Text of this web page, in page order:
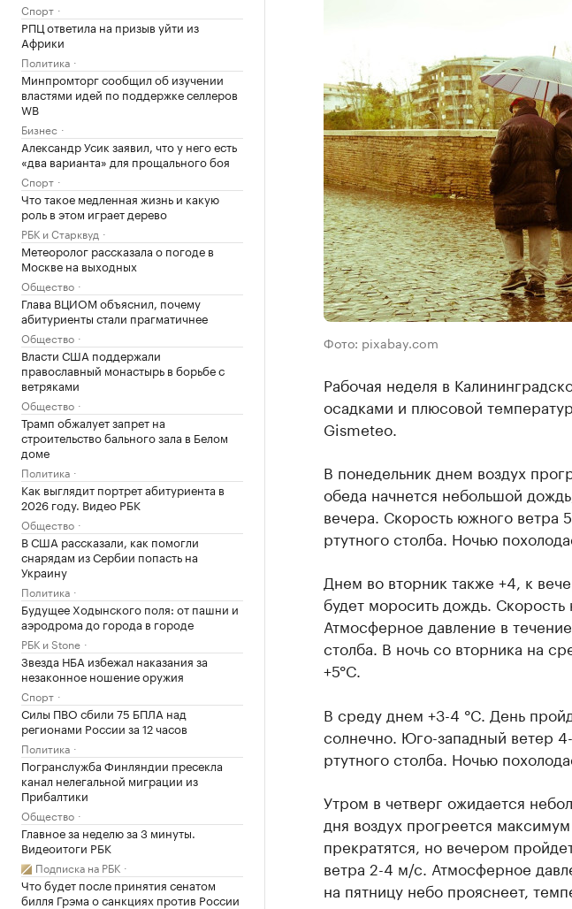
Спорт
РПЦ ответила на призыв уйти из
Африки
Политика
Минпромторг сообщил об изучении
властями идей по поддержке селлеров
WB
Бизнес
Александр Усик заявил, что у него есть
«два варианта» для прощального боя
Спорт
Что такое медленная жизнь и какую
роль в этом играет дерево
РБК и Старквуд
Метеоролог рассказала о погоде в
Москве на выходных
Общество
Глава ВЦИОМ объяснил, почему
абитуриенты стали прагматичнее
Общество
Власти США поддержали
православный монастырь в борьбе с
ветряками
Общество
Трамп обжалует запрет на
строительство бального зала в Белом
доме
Политика
Как выглядит портрет абитуриента в
2026 году. Видео РБК
Общество
В США рассказали, как помогли
снарядам из Сербии попасть на
Украину
Политика
Будущее Ходынского поля: от пашни и
аэродрома до города в городе
РБК и Stone
Звезда НБА избежал наказания за
незаконное ношение оружия
Спорт
Силы ПВО сбили 75 БПЛА над
регионами России за 12 часов
Политика
Погранслужба Финляндии пресекла
канал нелегальной миграции из
Прибалтики
Общество
Главное за неделю за 3 минуты.
Видеоитоги РБК
Подписка на РБК
Что будет после принятия сенатом
билля Грэма о санкциях против России
Фото: pixabay.com
Рабочая неделя в
осадками и плюсовой
Gismeteo.
В понедельник днем воздух
обеда начнется небольшой
вечера. Скорость южного
ртутного столба. Ночью
Днем во вторник также +4, к
будет моросить дождь. Скорость
Атмосферное давление в
столба. В ночь со вторника на
+5°C.
В среду днем +3-4 °C. День
солнечно. Юго-западный ветер
ртутного столба. Ночью
Утром в четверг ожидается
дня воздух прогреется
прекратятся, но вечером
ветра 2-4 м/с. Атмосферное
на пятницу небо прояснеет,